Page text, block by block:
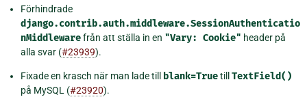
Förhindrade
django.contrib.auth.middleware.SessionAuthenticatio
nMiddlewarefrån att ställa in en "Vary: Cookie" header på
alla svar (#23939).
Fixade en krasch när man lade till blank=Truetill TextField()
på MySQL (#23920).